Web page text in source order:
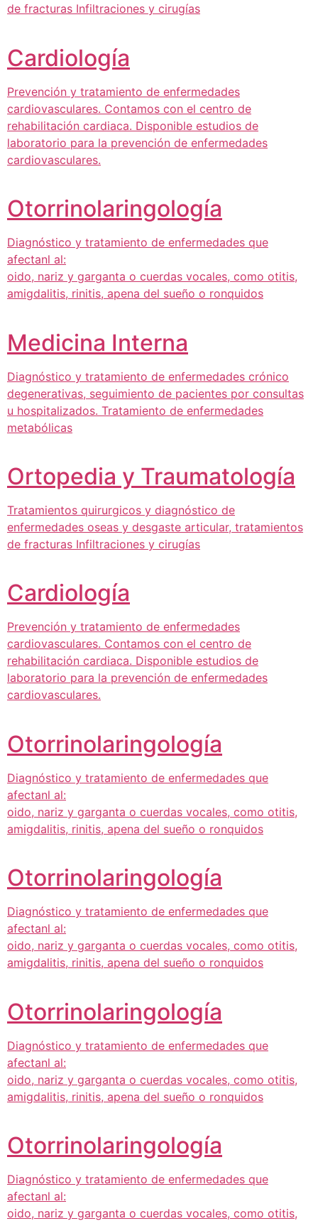
de fracturas Infiltraciones y cirugías
Cardiología
Prevención y tratamiento de enfermedades
cardiovasculares. Contamos con el centro de
rehabilitación cardiaca. Disponible estudios de
laboratorio para la prevención de enfermedades
cardiovasculares.
Otorrinolaringología
Diagnóstico y tratamiento de enfermedades que
afectanl al:
oido, nariz y garganta o cuerdas vocales, como otitis,
amigdalitis, rinitis, apena del sueño o ronquidos
Medicina Interna
Diagnóstico y tratamiento de enfermedades crónico
degenerativas, seguimiento de pacientes por consultas
u hospitalizados. Tratamiento de enfermedades
metabólicas
Ortopedia y Traumatología
Tratamientos quirurgicos y diagnóstico de
enfermedades oseas y desgaste articular, tratamientos
de fracturas Infiltraciones y cirugías
Cardiología
Prevención y tratamiento de enfermedades
cardiovasculares. Contamos con el centro de
rehabilitación cardiaca. Disponible estudios de
laboratorio para la prevención de enfermedades
cardiovasculares.
Otorrinolaringología
Diagnóstico y tratamiento de enfermedades que
afectanl al:
oido, nariz y garganta o cuerdas vocales, como otitis,
amigdalitis, rinitis, apena del sueño o ronquidos
Otorrinolaringología
Diagnóstico y tratamiento de enfermedades que
afectanl al:
oido, nariz y garganta o cuerdas vocales, como otitis,
amigdalitis, rinitis, apena del sueño o ronquidos
Otorrinolaringología
Diagnóstico y tratamiento de enfermedades que
afectanl al:
oido, nariz y garganta o cuerdas vocales, como otitis,
amigdalitis, rinitis, apena del sueño o ronquidos
Otorrinolaringología
Diagnóstico y tratamiento de enfermedades que
afectanl al:
oido, nariz y garganta o cuerdas vocales, como otitis,